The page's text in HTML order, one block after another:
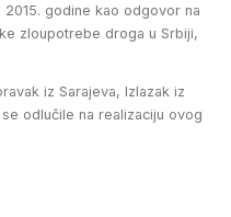
godine kao odgovor na
zloupotrebe droga u Srbiji,
iz Sarajeva, Izlazak iz
odlučile na realizaciju ovog